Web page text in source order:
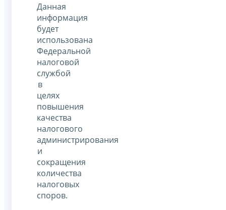
Данная
информация
будет
использована
Федеральной
налоговой
службой
в
целях
повышения
качества
налогового
администрирования
и
сокращения
количества
налоговых
споров.